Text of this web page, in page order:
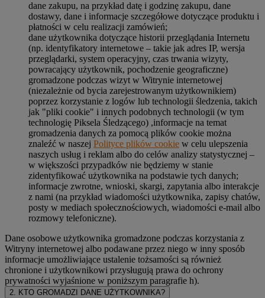
dane zakupu, na przykład datę i godzinę zakupu, dane
dostawy, dane i informacje szczegółowe dotyczące produktu i
płatności w celu realizacji zamówień;
dane użytkownika dotyczące historii przeglądania Internetu
(np. identyfikatory internetowe – takie jak adres IP, wersja
przeglądarki, system operacyjny, czas trwania wizyty,
powracający użytkownik, pochodzenie geograficzne)
gromadzone podczas wizyt w Witrynie internetowej
(niezależnie od bycia zarejestrowanym użytkownikiem)
poprzez korzystanie z logów lub technologii śledzenia, takich
jak "pliki cookie" i innych podobnych technologii (w tym
technologię Piksela Śledzącego) ,informacje na temat
gromadzenia danych za pomocą plików cookie można
znaleźć w naszej Polityce plików cookie w celu ulepszenia
naszych usług i reklam albo do celów analizy statystycznej –
w większości przypadków nie będziemy w stanie
zidentyfikować użytkownika na podstawie tych danych;
informacje zwrotne, wnioski, skargi, zapytania albo interakcje
z nami (na przykład wiadomości użytkownika, zapisy chatów,
posty w mediach społecznościowych, wiadomości e-mail albo
rozmowy telefoniczne).
Dane osobowe użytkownika gromadzone podczas korzystania z
Witryny internetowej albo podawane przez niego w inny sposób
informacje umożliwiające ustalenie tożsamości są również
chronione i użytkownikowi przysługują prawa do ochrony
prywatności wyjaśnione w poniższym paragrafie h).
2. KTO GROMADZI DANE UŻYTKOWNIKA?